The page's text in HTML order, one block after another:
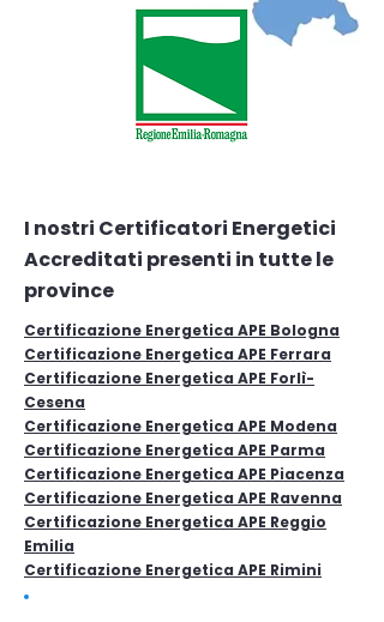
I nostri Certificatori Energetici
Accreditati presenti in tutte le
province
Certificazione Energetica APE Bologna
Certificazione Energetica APE Ferrara
Certificazione Energetica APE Forlì-
Cesena
Certificazione Energetica APE Modena
Certificazione Energetica APE Parma
Certificazione Energetica APE Piacenza
Certificazione Energetica APE Ravenna
Certificazione Energetica APE Reggio
Emilia
Certificazione Energetica APE Rimini